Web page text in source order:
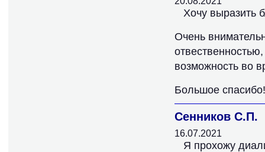
Хочу выразить
Очень
возможность во
Большое спасибо!
Сенников С.П.
16.07.2021
Я прохожу